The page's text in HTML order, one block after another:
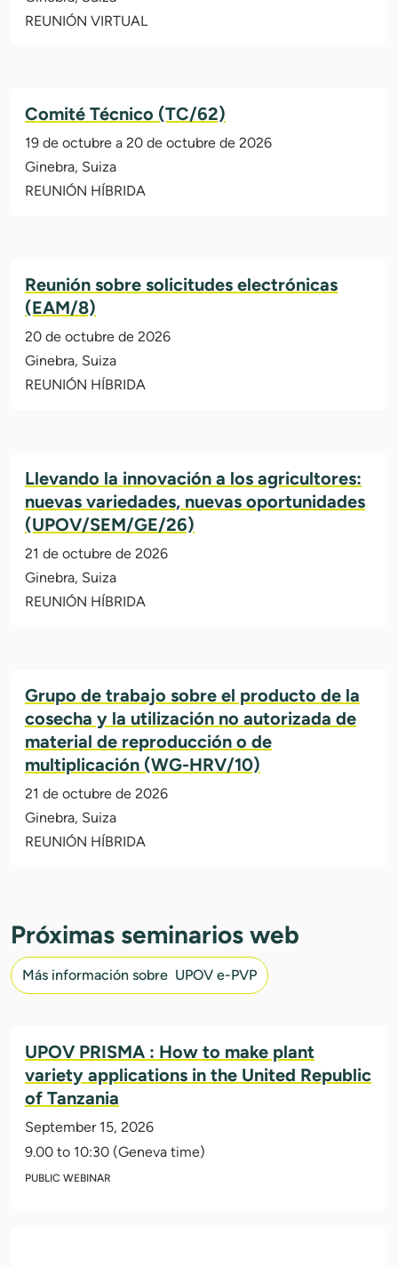
REUNIÓN VIRTUAL
Comité Técnico (TC/62)
19 de octubre a 20 de octubre de 2026
Ginebra, Suiza
REUNIÓN HÍBRIDA
Reunión sobre solicitudes electrónicas
(EAM/8)
20 de octubre de 2026
Ginebra, Suiza
REUNIÓN HÍBRIDA
Llevando la innovación a los agricultores:
nuevas variedades, nuevas oportunidades
(UPOV/SEM/GE/26)
21 de octubre de 2026
Ginebra, Suiza
REUNIÓN HÍBRIDA
Grupo de trabajo sobre el producto de la
cosecha y la utilización no autorizada de
material de reproducción o de
multiplicación (WG-HRV/10)
21 de octubre de 2026
Ginebra, Suiza
REUNIÓN HÍBRIDA
Próximas seminarios web
Más información sobre UPOV e-PVP
UPOV PRISMA : How to make plant
variety applications in the United Republic
of Tanzania
September 15, 2026
9.00 to 10:30 (Geneva time)
PUBLIC WEBINAR